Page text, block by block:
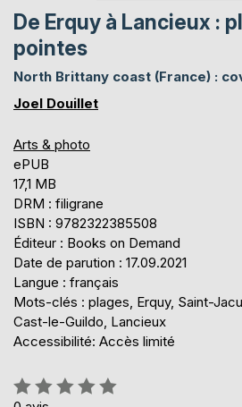
De Erquy à Lancieux :
pointes
North Brittany coast (France) :
Joel Douillet
Arts & photo
ePUB
17,1 MB
DRM : filigrane
ISBN : 9782322385508
Éditeur : Books on Demand
Date de parution : 17.09.2021
Langue : français
Mots-clés : plages, Erquy, Saint-
Cast-le-Guildo, Lancieux
Accessibilité: Accès limité
Évaluation: